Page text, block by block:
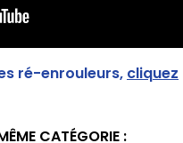
ré-enrouleurs, cliquez
CATÉGORIE :